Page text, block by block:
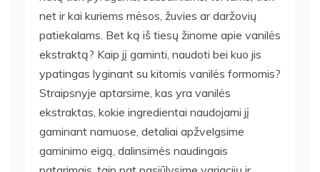
net ir kai kuriems mėsos, žuvies ar daržovių
patiekalams. Bet ką iš tiesų žinome apie vanilės
ekstraktą? Kaip jį gaminti, naudoti bei kuo jis
ypatingas lyginant su kitomis vanilės formomis?
Straipsnyje aptarsime, kas yra vanilės
ekstraktas, kokie ingredientai naudojami jį
gaminant namuose, detaliai apžvelgsime
gaminimo eigą, dalinsimės naudingais